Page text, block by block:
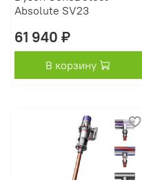
Absolute SV23
61 940 ₽
В корзину